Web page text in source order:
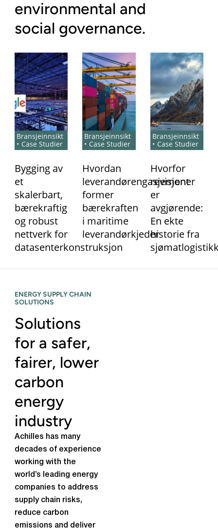
environmental and
social governance.
Bransjeinnsikt
Case Studier
Bygging av
et
skalerbart,
bærekraftig
og robust
nettverk for
datasenterkonstruksjon
Bransjeinnsikt
Case Studier
Hvordan
leverandørengasjement
former
bærekraften
i maritime
leverandørkjeder
Bransjeinnsikt
Case Studier
Hvorfor
revisjoner
er
avgjørende:
En ekte
historie fra
ENERGY SUPPLY CHAIN
SOLUTIONS
Solutions
for a safer,
fairer, lower
carbon
energy
industry
Achilles has many
decades of experience
working with the
world’s leading energy
companies to address
supply chain risks,
reduce carbon
emissions and deliver